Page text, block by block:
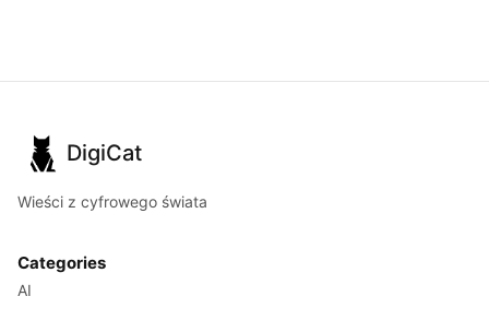
DigiCat
Wieści z cyfrowego świata
Categories
AI